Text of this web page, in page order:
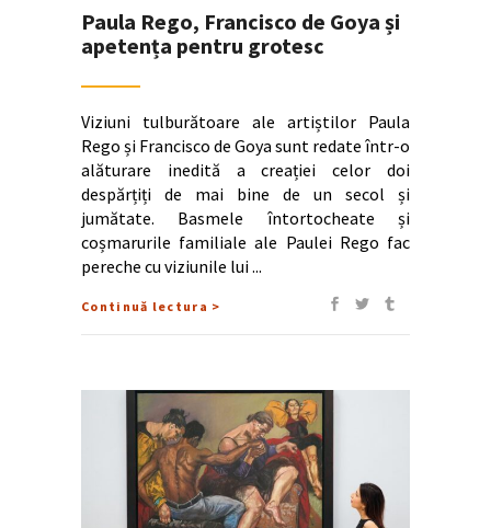
Paula Rego, Francisco de Goya și
apetența pentru grotesc
Viziuni tulburătoare ale artiștilor Paula
Rego și Francisco de Goya sunt redate într-o
alăturare inedită a creației celor doi
despărțiți de mai bine de un secol și
jumătate. Basmele întortocheate și
coșmarurile familiale ale Paulei Rego fac
pereche cu viziunile lui
Continuă lectura >